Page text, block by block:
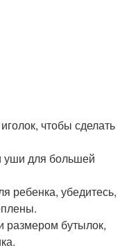
чтобы сделать
уши для большей
ребенка, убедитесь,
размером бутылок,